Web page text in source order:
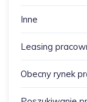
Inne
Leasing
Obecny rynek